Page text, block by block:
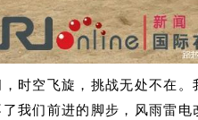
时空飞旋，挑战无处不在
我们前进的脚步，风雨雷